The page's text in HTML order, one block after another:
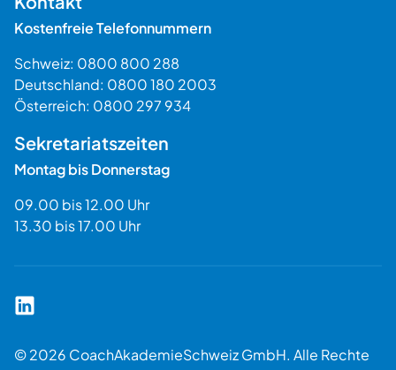
Kostenfreie Telefonnummern
Schweiz: 0800 800 288
Deutschland: 0800 180 2003
Österreich: 0800 297 934
Sekretariatszeiten
Montag bis Donnerstag
09.00 bis 12.00 Uhr
13.30 bis 17.00 Uhr
Coach Akademie Schweiz auf LinkedIn
© 2026 CoachAkademieSchweiz GmbH. Alle Rechte